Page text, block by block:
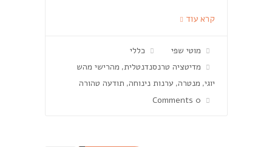
קרא עוד
מוטי שפי
כללי
מדיטציה טרנסנדנטלית, מהרישי מהש
יוגי, מנטרה, ערנות נינוחה, תודעה טהורה
0 Comments